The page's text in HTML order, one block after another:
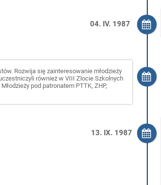
04. IV. 1987
Rozwija się zainteresowanie młodzieży
również w VIII Zlocie Szkolnych
pod patronatem PTTK, ZHP,
13. IX. 1987